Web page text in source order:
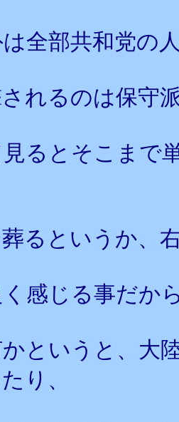
全部共和党の
れるのは保守
るとそこまで
るというか、
感じる事だか
というと、大
り、